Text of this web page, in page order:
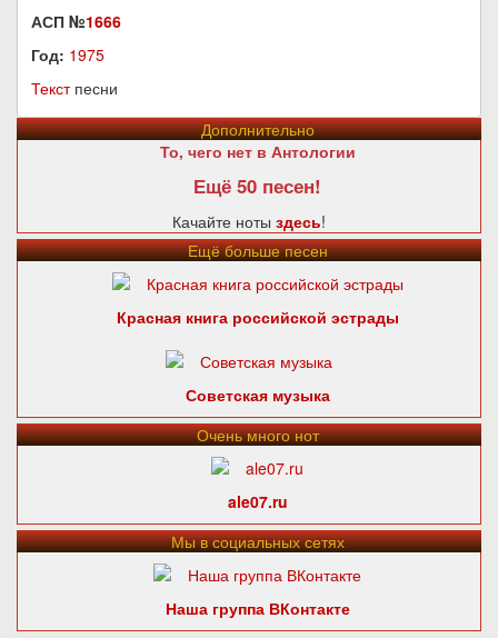
АСП №1666
Год: 1975
Текстпесни
Дополнительно
То, чего нет в Антологии
Ещё 50 песен!
Качайте ноты здесь!
Ещё больше песен
Красная книга российской эстрады
Советская музыка
Очень много нот
ale07.ru
Мы в социальных сетях
Наша группа ВКонтакте